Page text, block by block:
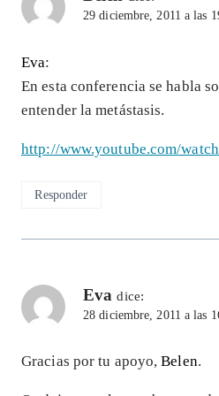
29 diciembre, 2011 a las
Eva:
En esta conferencia se habla
entender la metástasis.
http://www.youtube.com/
Responder
Eva dice:
28 diciembre, 2011 a las
Gracias por tu apoyo,Belen.